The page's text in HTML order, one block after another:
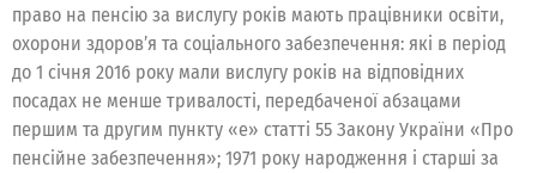
право на пенсію за вислугу років мають працівники освіти,
охорони здоров’я та соціального забезпечення: які в період
до 1 січня 2016 року мали вислугу років на відповідних
посадах не менше тривалості, передбаченої абзацами
першим та другим пункту «е» статті 55 Закону України «Про
пенсійне забезпечення»; 1971 року народження і старші за